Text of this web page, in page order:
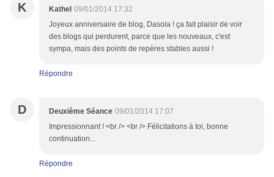
K Kathel 09/01/2014 17:32
Joyeux anniversaire de blog, Dasola ! ça fait plaisir de voir
des blogs qui perdurent, parce que les nouveaux, c'est
sympa, mais des points de repères stables aussi !
Répondre
D Deuxième Séance 09/01/2014 17:07
Impressionnant ! <br /> <br /> Félicitations à toi, bonne
continuation...
Répondre